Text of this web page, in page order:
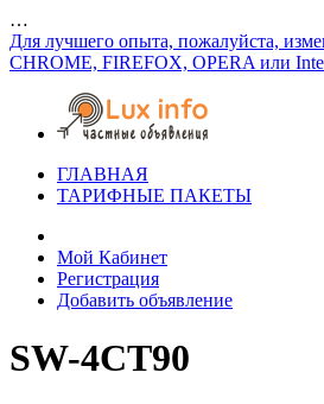
…
Для лучшего опыта, пожалуйста,
CHROME, FIREFOX, OPERA или
ГЛАВНАЯ
ТАРИФНЫЕ ПАКЕТЫ
Мой Кабинет
Регистрация
Добавить объявление
SW-4CT90